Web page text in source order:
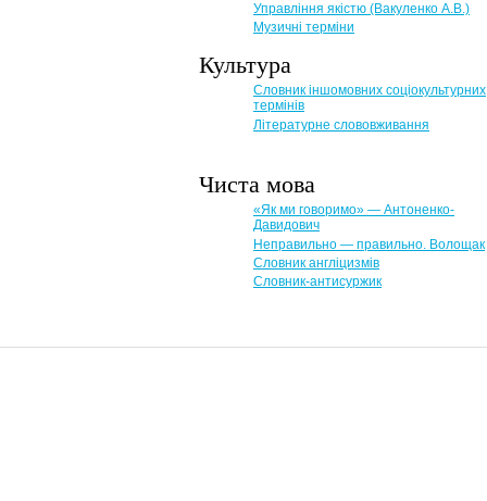
Управління якістю (Вакуленко А.В.)
Музичні терміни
Культура
Словник іншомовних соціокультурних
термінів
Літературне слововживання
Чиста мова
«Як ми говоримо» — Антоненко-
Давидович
Неправильно — правильно. Волощак
Словник англіцизмів
Словник-антисуржик